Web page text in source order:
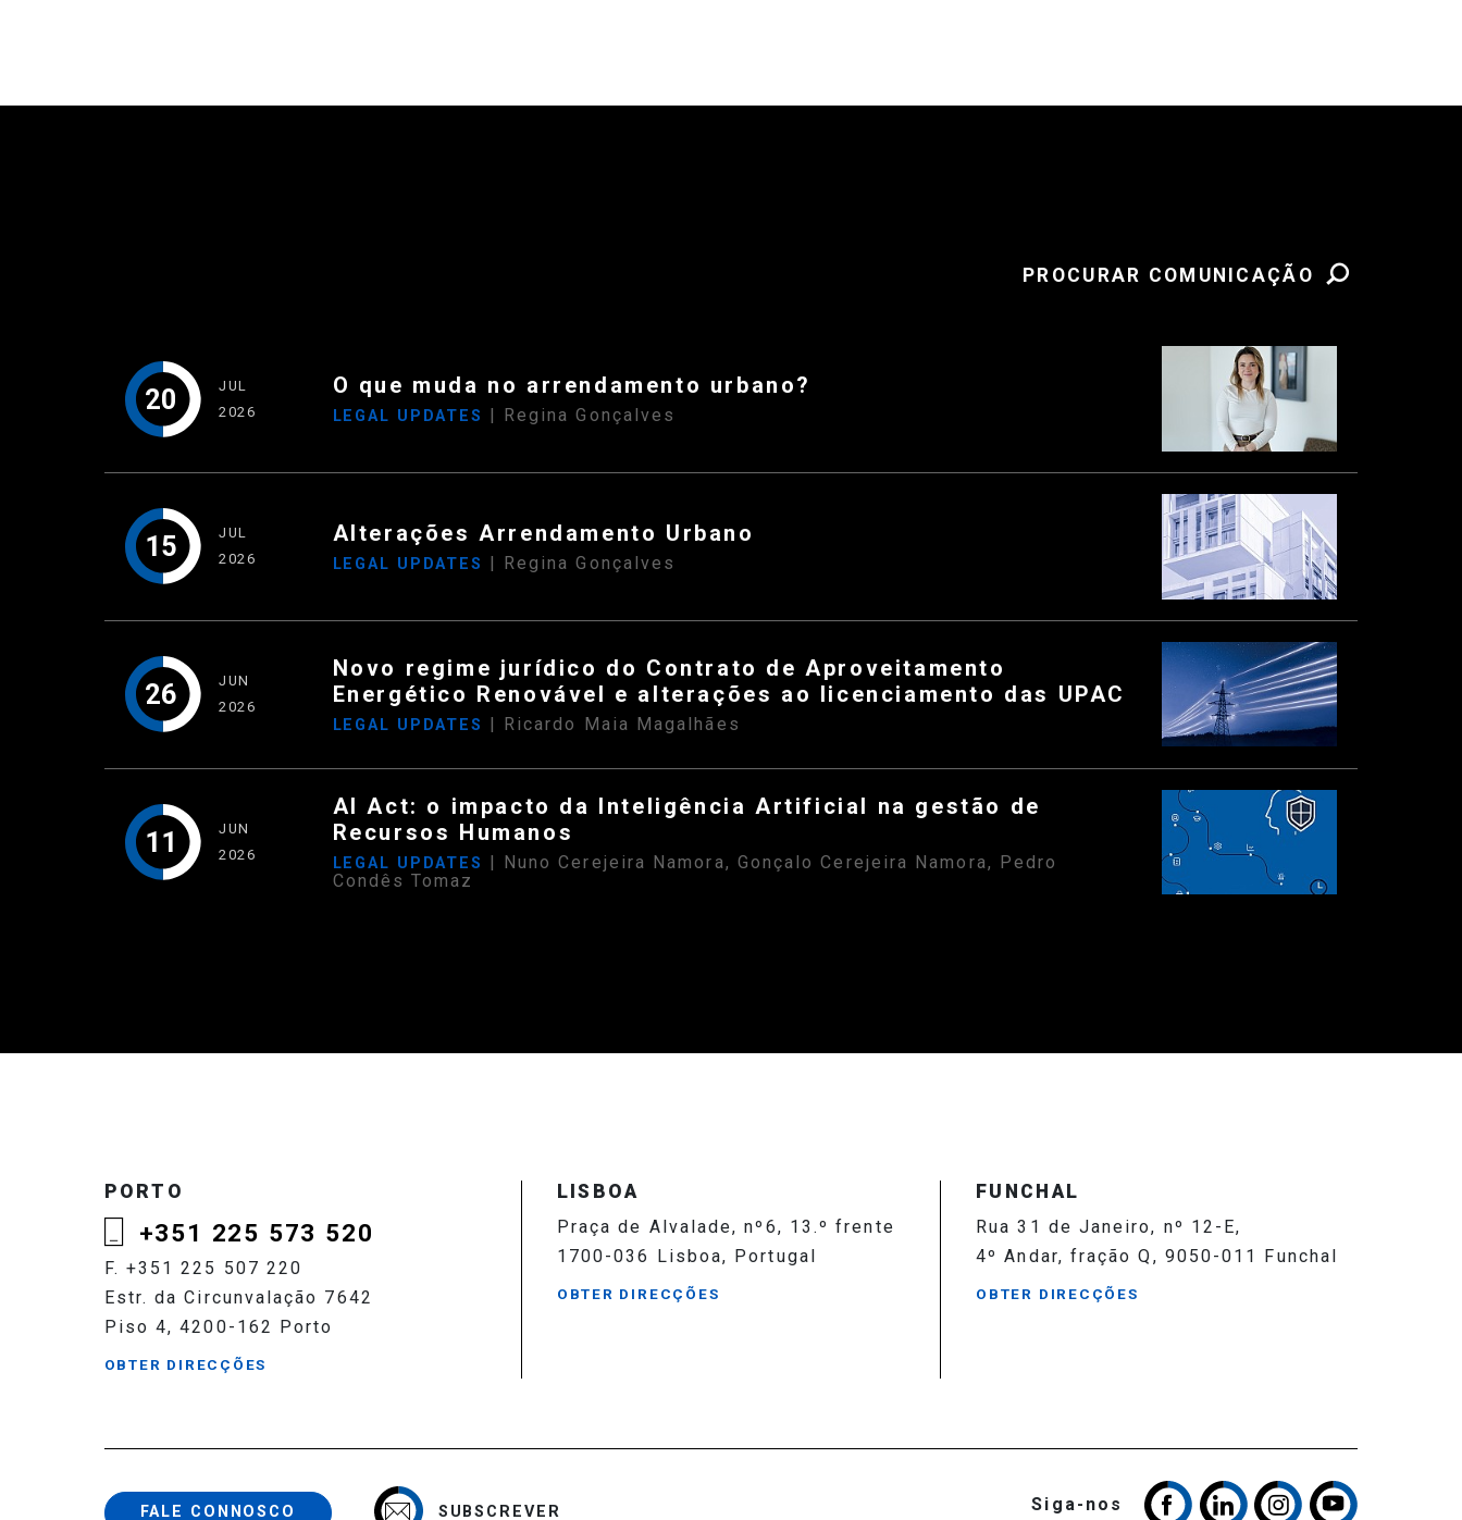
PROCURAR COMUNICAÇÃO
20
JUL
2026
O que muda no arrendamento urbano?
LEGAL UPDATES | Regina Gonçalves
15
JUL
2026
Alterações Arrendamento Urbano
LEGAL UPDATES | Regina Gonçalves
26
JUN
2026
Novo regime jurídico do Contrato de Aproveitamento
Energético Renovável e alterações ao licenciamento das UPAC
LEGAL UPDATES | Ricardo Maia Magalhães
11
JUN
2026
AI Act: o impacto da Inteligência Artificial na gestão de
Recursos Humanos
LEGAL UPDATES
| Nuno Cerejeira Namora, Gonçalo Cerejeira Namora, Pedro
Condês Tomaz
PORTO
+351 225 573 520
F. +351 225 507 220
Estr. da Circunvalação 7642
Piso 4, 4200-162 Porto
OBTER DIRECÇÕES
LISBOA
Praça de Alvalade, nº6, 13.º frente
1700-036 Lisboa, Portugal
OBTER DIRECÇÕES
FUNCHAL
Rua 31 de Janeiro, nº 12-E,
4º Andar, fração Q, 9050-011 Funchal
OBTER DIRECÇÕES
FALE CONNOSCO SUBSCREVER Siga-nos